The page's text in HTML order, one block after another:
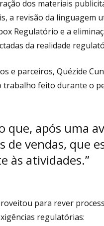
dos materiais
a revisão da linguagem
Regulatório e a
da realidade
e parceiros, Quézide
trabalho feito durante o
que, após uma
de vendas, que
às atividades.”
para rever
regulatórias: